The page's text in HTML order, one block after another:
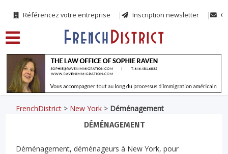
Référencez votre entreprise Inscription newsletter
FrenchDistrict > New York > Déménagement
DÉMÉNAGEMENT
Déménagement, déménageurs à New York, pour